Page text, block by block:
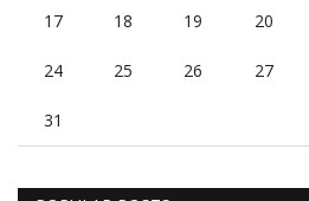
17 18 19 20
24 25 26 27
31